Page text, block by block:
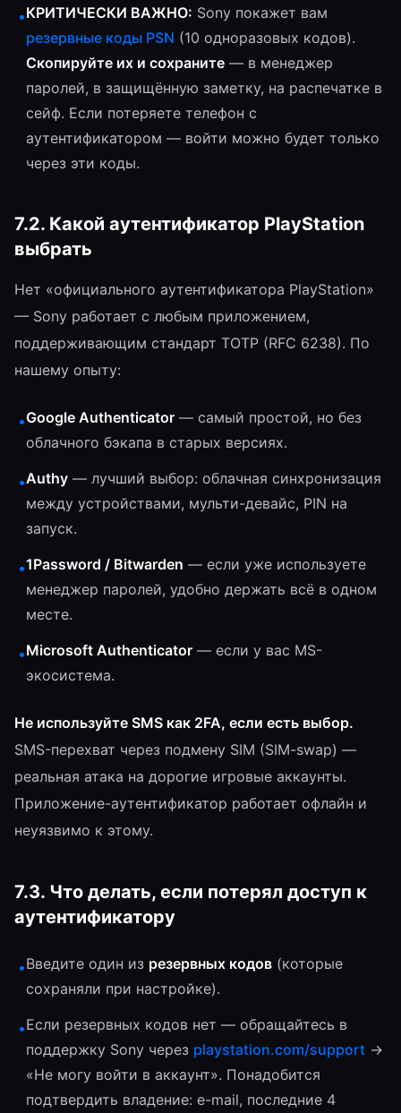
•КРИТИЧЕСКИ ВАЖНО: Sony покажет вам
резервные коды PSN (10 одноразовых кодов).
Скопируйте их и сохраните — в менеджер
паролей, в защищённую заметку, на распечатке в
сейф. Если потеряете телефон с
аутентификатором — войти можно будет только
через эти коды.
7.2. Какой аутентификатор PlayStation
выбрать
Нет «официального аутентификатора PlayStation»
— Sony работает с любым приложением,
поддерживающим стандарт TOTP (RFC 6238). По
нашему опыту:
•Google Authenticator — самый простой, но без
облачного бэкапа в старых версиях.
•Authy — лучший выбор: облачная синхронизация
между устройствами, мульти-девайс, PIN на
запуск.
•1Password / Bitwarden — если уже используете
менеджер паролей, удобно держать всё в одном
месте.
•Microsoft Authenticator — если у вас MS-
экосистема.
Не используйте SMS как 2FA, если есть выбор.
SMS-перехват через подмену SIM (SIM-swap) —
реальная атака на дорогие игровые аккаунты.
Приложение-аутентификатор работает офлайн и
неуязвимо к этому.
7.3. Что делать, если потерял доступ к
аутентификатору
•Введите один из резервных кодов (которые
сохраняли при настройке).
•Если резервных кодов нет — обращайтесь в
поддержку Sony через playstation.com/support →
«Не могу войти в аккаунт». Понадобится
подтвердить владение: e-mail, последние 4